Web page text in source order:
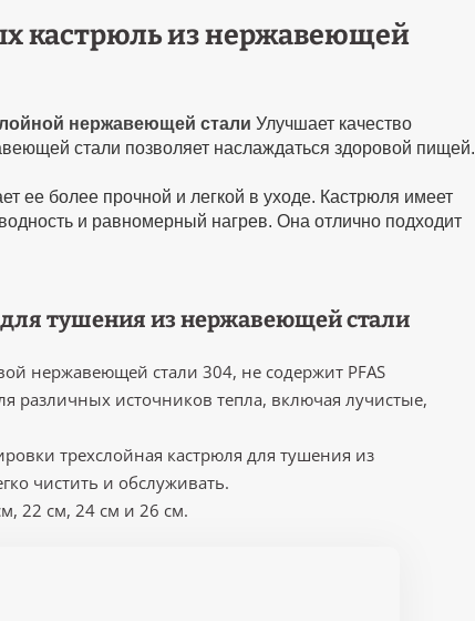
кастрюль из нержавеющей
нержавеющей стали Улучшает качество
стали позволяет наслаждаться здоровой пищей.
ее более прочной и легкой в уходе. Кастрюля имеет
и равномерный нагрев. Она отлично подходит
тушения из нержавеющей стали
нержавеющей стали 304, не содержит PFAS
различных источников тепла, включая лучистые,
трехслойная кастрюля для тушения из
чистить и обслуживать.
22 см, 24 см и 26 см.